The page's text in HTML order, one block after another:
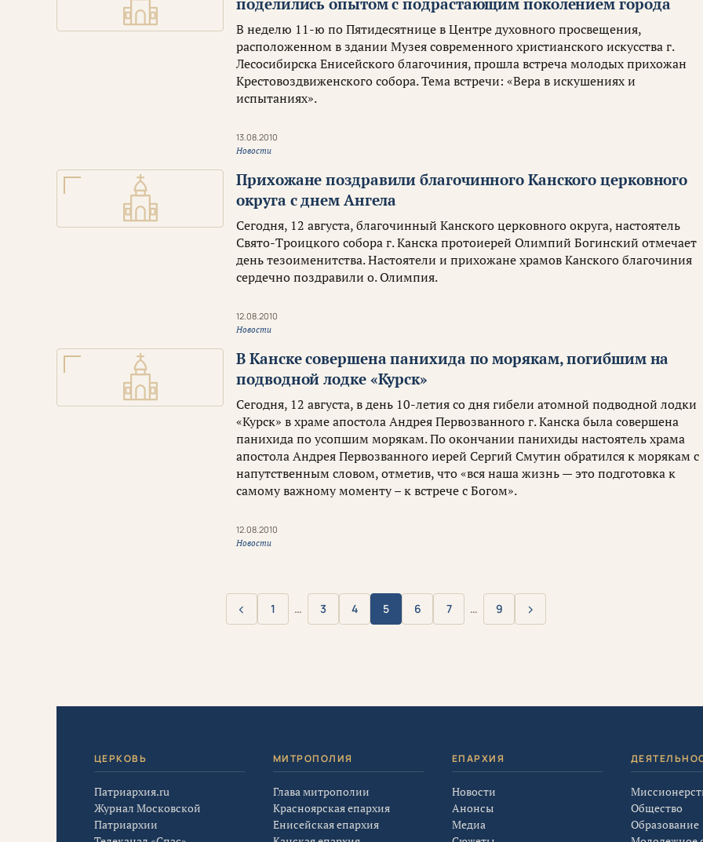
В неделю 11-ю по Пятидесятнице в Центре духовного просвещения,
расположенном в здании Музея современного христианского искусства г.
Лесосибирска Енисейского благочиния, прошла встреча молодых прихожан
Крестовоздвиженского собора. Тема встречи: «Вера в искушениях и
испытаниях».
13.08.2010
Новости
Прихожане поздравили благочинного Канского церковного
округа с днем Ангела
Сегодня, 12 августа, благочинный Канского церковного округа, настоятель
Свято-Троицкого собора г. Канска протоиерей Олимпий Богинский отмечает
день тезоименитства. Настоятели и прихожане храмов Канского благочиния
сердечно поздравили о. Олимпия.
12.08.2010
Новости
В Канске совершена панихида по морякам, погибшим на
подводной лодке «Курск»
Сегодня, 12 августа, в день 10-летия со дня гибели атомной подводной лодки
«Курск» в храме апостола Андрея Первозванного г. Канска была совершена
панихида по усопшим морякам. По окончании панихиды настоятель храма
апостола Андрея Первозванного иерей Сергий Смутин обратился к морякам с
напутственным словом, отметив, что «вся наша жизнь — это подготовка к
самому важному моменту – к встрече с Богом».
12.08.2010
Новости
Назад
‹ 1 … 3 4 5 6 7 … 9 Вперёд
›
ЦЕРКОВЬ
Патриархия.ru
Журнал Московской
Патриархии
МИТРОПОЛИЯ
Глава митрополии
Красноярская епархия
Енисейская епархия
ЕПАРХИЯ
Новости
Анонсы
Медиа
Общество
Образование